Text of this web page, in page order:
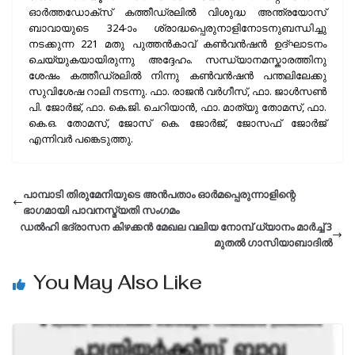
ഓർത്തഡോക്സ് കത്തീഡ്രലിൽ വിശുദ്ധ അന്ത്രയോസ്
ബാവായുടെ 324-ാം ശ്രാദ്ധപ്പെരുനാളിനോടനുബന്ധിച്ചു
നടക്കുന്ന 221 മതു പുത്തൻകാവ് കൺവൻഷൻ ഉദ്ഘാടനം
ചെയ്യുകയായിരുന്നു അദ്ദേഹം. സന്ധ്യാനമസ്കാരത്തിനു
ശേഷം കത്തീഡ്രലിൽ നിന്നു കൺവൻഷൻ പന്തലിലേക്കു
സുവിശേഷ റാലി നടന്നു. ഫാ. രാജൻ വർഗീസ്, ഫാ. ജാൾസൺ
പി. ജോർജ്, ഫാ. കെ.ജി. ചെറിയാൻ, ഫാ. മാത്യു തോമസ്, ഫാ.
കെ.ഒ. തോമസ്, ജോസ് കെ. ജോർജ്, ജോസഫ് ജോർജ്
എന്നിവർ പങ്കെടുത്തു.
പാമ്പാടി തിരുമേനിയുടെ അൻപതാം ഓർമപ്പെരുന്നാളിന്റെ
ഭാഗമായി പാവനസ്മ്യതി സംഗമം
ഡൽഹി ഭദ്രാസന കിഴക്കൻ മേഖല വലിയ നോമ്പ് ധ്യാനം മാർച്ച്‌ 3
മുതൽ ഗാസിയാബാദിൽ
You May Also Like